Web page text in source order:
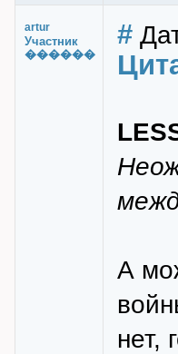
artur
Участник
������
#
А
нет,